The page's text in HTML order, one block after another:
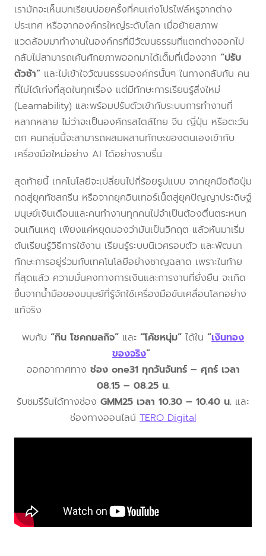
เรามักจะเห็นบทเรียนบ่อยครั้งที่คนเก่งโปรไฟล์หรูจากต่าง
ประเทศ หรือจากองค์กรใหญ่ระดับโลก เมื่อย้ายสภาพ
แวดล้อมมาทำงานในองค์กรที่มีวัฒนธรรมที่แตกต่างออกไป
กลับไม่สามารถเค้นศักยภาพออกมาได้เต็มที่เนื่องจาก “ปรับ
ตัวช้า” และไม่เข้าใจวัฒนธรรมองค์กรนั้นๆ ในทางกลับกัน คน
ที่ไม่ได้เก่งที่สุดในทุกเรื่อง แต่มีทักษะการเรียนรู้สิ่งใหม่
(Learnability) และพร้อมปรับตัวเข้ากับระบบการทำงานที่
หลากหลาย ไม่ว่าจะเป็นองค์กรสไตล์ไทย จีน ญี่ปุ่น หรือตะวัน
ตก คนกลุ่มนี้จะสามารถผสมผสานทักษะของตนเองเข้ากับ
เครื่องมือใหม่อย่าง AI ได้อย่างราบรื่น
สุดท้ายนี้ เทคโนโลยีจะเปลี่ยนไปกี่ร้อยรูปแบบ จากยุคมือถือปุ่ม
กดสู่ยุคทัชสกรีน หรือจากยุคอินเทอร์เน็ตสู่ยุคปัญญาประดิษฐ์
มนุษย์เงินเดือนและคนทำงานทุกคนไม่จำเป็นต้องตื่นตระหนก
จนเกินเหตุ เพียงแค่หยุดมองว่ามันเป็นวิกฤต แล้วหันมาเริ่ม
ต้นเรียนรู้วิธีการใช้งาน เรียนรู้ระบบนิเวศรอบตัว และพัฒนา
ทักษะการอยู่ร่วมกับเทคโนโลยีอย่างชาญฉลาด เพราะในท้าย
ที่สุดแล้ว ความมั่นคงทางการเงินและการงานที่ยั่งยืน จะเกิด
ขึ้นจากน้ำมือของมนุษย์ที่รู้จักใช้เครื่องมือขับเคลื่อนโลกอย่าง
แท้จริง
พบกับ “ทิน โชคกมลกิจ” และ “โค้ชหนุ่ม” ได้ใน “เงินทอง
ของจริง”
ออกอากาศทาง ช่อง one31 ทุกวันจันทร์ – ศุกร์ เวลา
08.15 – 08.25 น.
รับชมรีรันได้ทางช่อง GMM25 เวลา 10.30 – 10.40 น. และ
ช่องทางออนไลน์ TERO Digital